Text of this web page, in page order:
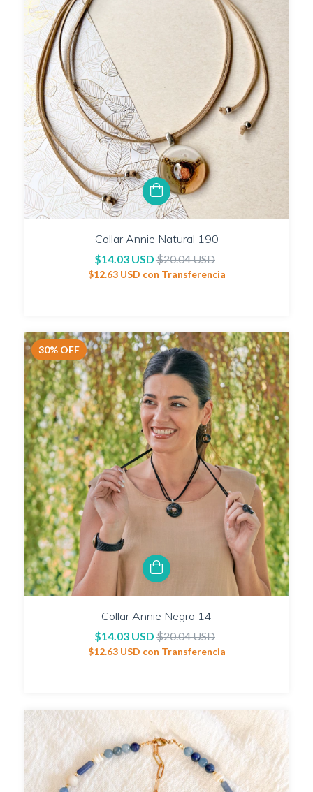
Collar Annie Natural 190
$14.03 USD $20.04 USD
$12.63 USD con Transferencia
30% OFF
Collar Annie Negro 14
$14.03 USD $20.04 USD
$12.63 USD con Transferencia